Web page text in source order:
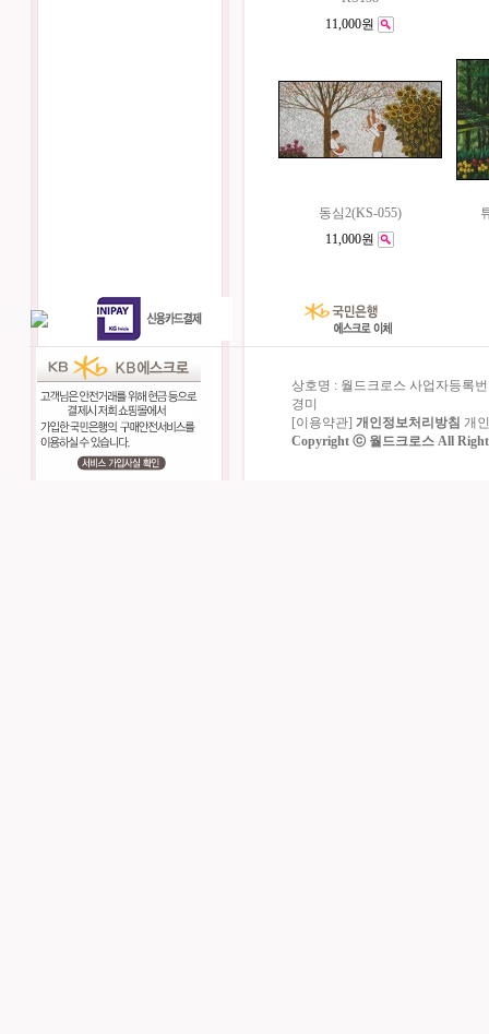
11,000원
동심2(KS-055)
11,000원
상호명 : 월드크로스 사업자등록
경미
[이용약관] 개인정보처리방침 개
Copyright ⓒ 월드크로스 All